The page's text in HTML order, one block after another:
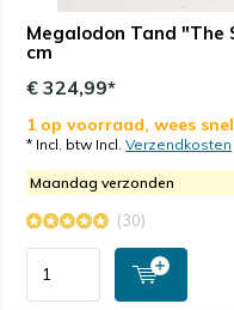
Megalodon Tand "The
cm
€ 324,99*
1 op voorraad, wees
* Incl. btw Incl. Verzendkosten
Maandag verzonden
(30)